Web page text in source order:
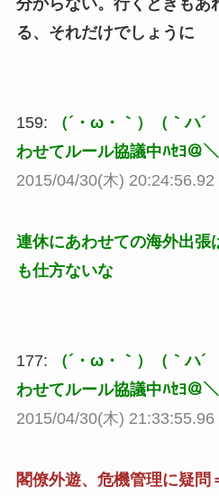
分からない。行くときもあ
る、それだけでしょうに
159:
（´・ω・｀）（｀ハ
わせてルール協議中ﾊｾﾖ＠
2015/04/30(木)
連休にあわせての海外出張
も仕方ないな
177:
（´・ω・｀）（｀ハ
わせてルール協議中ﾊｾﾖ＠
2015/04/30(木)
閣僚外遊、危機管理に疑問